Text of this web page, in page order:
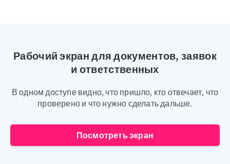
Рабочий экран для документов, заявок
и ответственных
В одном доступе видно, что пришло, кто отвечает, что
проверено и что нужно сделать дальше.
Посмотреть экран